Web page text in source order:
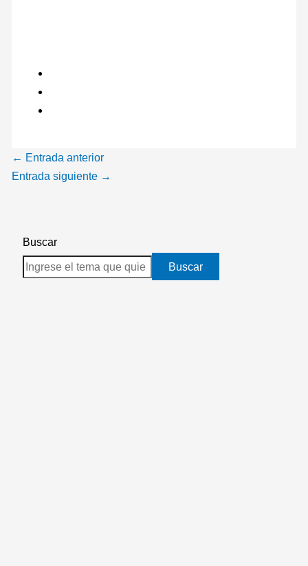
← Entrada anterior
Entrada siguiente →
Buscar
Buscar